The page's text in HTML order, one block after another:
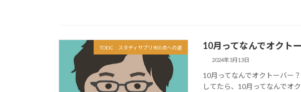
TOEIC スタディサプリ900点への道 10月ってなんでオクト
2024年3月13日
10月ってなんでオクトーバー
してたら、10月ってなんでオ